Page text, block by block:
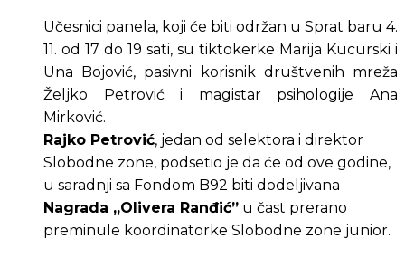
Učesnici panela, koji će biti održan u Sprat baru 4.
11. od 17 do 19 sati, su tiktokerke Marija Kucurski i
Una Bojović, pasivni korisnik društvenih mreža
Željko Petrović i magistar psihologije Ana
Mirković.
Rajko Petrović, jedan od selektora i direktor
Slobodne zone, podsetio je da će od ove godine,
Nagrada „Olivera Ranđić” u čast prerano
preminule koordinatorke Slobodne zone junior.